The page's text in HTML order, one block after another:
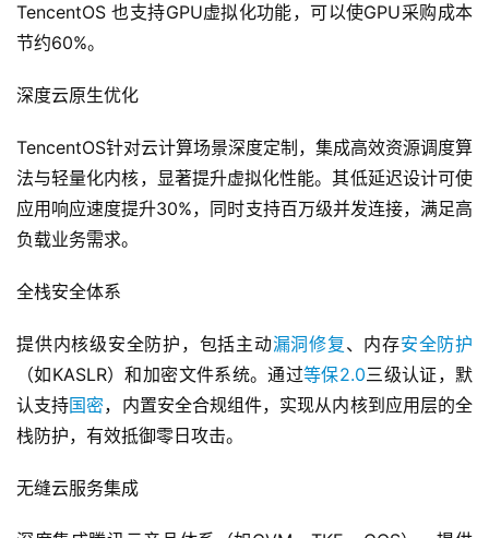
TencentOS 也支持GPU虚拟化功能，可以使GPU采购成本
节约60%。
深度云原生优化
TencentOS针对云计算场景深度定制，集成高效资源调度算
法与轻量化内核，显著提升虚拟化性能。其低延迟设计可使
应用响应速度提升30%，同时支持百万级并发连接，满足高
负载业务需求。
全栈安全体系
提供内核级安全防护，包括主动漏洞修复、内存安全防护
（如KASLR）和加密文件系统。通过等保2.0三级认证，默
认支持国密，内置安全合规组件，实现从内核到应用层的全
栈防护，有效抵御零日攻击。
无缝云服务集成